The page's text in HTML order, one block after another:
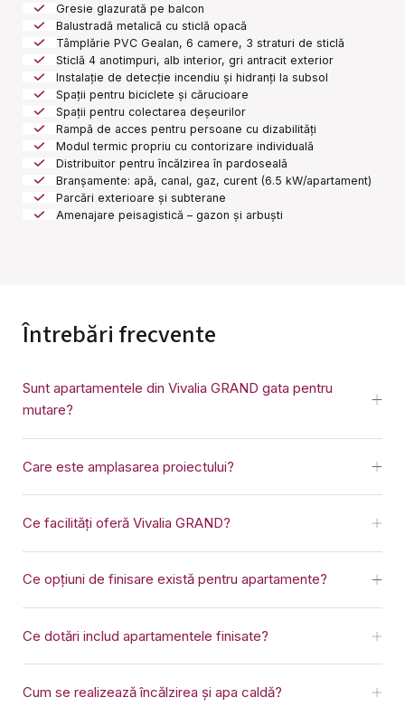
Gresie glazurată pe balcon
Balustradă metalică cu sticlă opacă
Tâmplărie PVC Gealan, 6 camere, 3 straturi de sticlă
Sticlă 4 anotimpuri, alb interior, gri antracit exterior
Instalație de detecție incendiu și hidranți la subsol
Spații pentru biciclete și cărucioare
Spații pentru colectarea deșeurilor
Rampă de acces pentru persoane cu dizabilități
Modul termic propriu cu contorizare individuală
Distribuitor pentru încălzirea în pardoseală
Branșamente: apă, canal, gaz, curent (6.5 kW/apartament)
Parcări exterioare și subterane
Amenajare peisagistică – gazon și arbuști
Întrebări frecvente
Sunt apartamentele din Vivalia GRAND gata pentru
mutare?
Care este amplasarea proiectului?
Ce facilități oferă Vivalia GRAND?
Ce opțiuni de finisare există pentru apartamente?
Ce dotări includ apartamentele finisate?
Cum se realizează încălzirea și apa caldă?